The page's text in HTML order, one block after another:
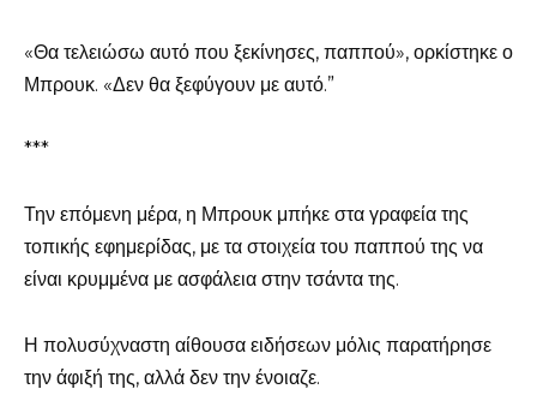
«Θα τελειώσω αυτό που ξεκίνησες, παππού», ορκίστηκε ο
Μπρουκ. «Δεν θα ξεφύγουν με αυτό.”
***
Την επόμενη μέρα, η Μπρουκ μπήκε στα γραφεία της
τοπικής εφημερίδας, με τα στοιχεία του παππού της να
είναι κρυμμένα με ασφάλεια στην τσάντα της.
Η πολυσύχναστη αίθουσα ειδήσεων μόλις παρατήρησε
την άφιξή της, αλλά δεν την ένοιαζε.